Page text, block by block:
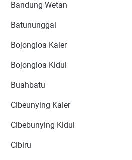
Bandung Wetan
Batununggal
Bojongloa Kaler
Bojongloa Kidul
Buahbatu
Cibeunying Kaler
Cibebunying Kidul
Cibiru